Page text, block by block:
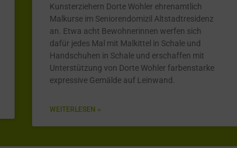
Kunsterziehern Dorte Wohler ehrenamtlich
Malkurse im Seniorendomizil Altstadtresidenz
an. Etwa acht Bewohnerinnen werfen sich
dafür jedes Mal mit Malkittel in Schale und
Handschuhen in Schale und erschaffen mit
Unterstützung von Dorte Wohler farbenstarke
expressive Gemälde auf Leinwand.
WEITERLESEN »